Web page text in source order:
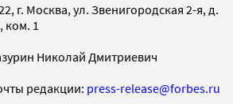
г. Москва, ул. Звенигородская 2-я, д.
ком. 1
Николай Дмитриевич
редакции: press-release@forbes.ru